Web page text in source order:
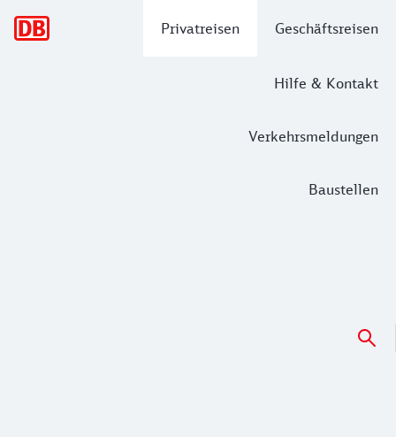
Privatreisen Geschäftsreisen
Hilfe & Kontakt
Verkehrsmeldungen
Baustellen